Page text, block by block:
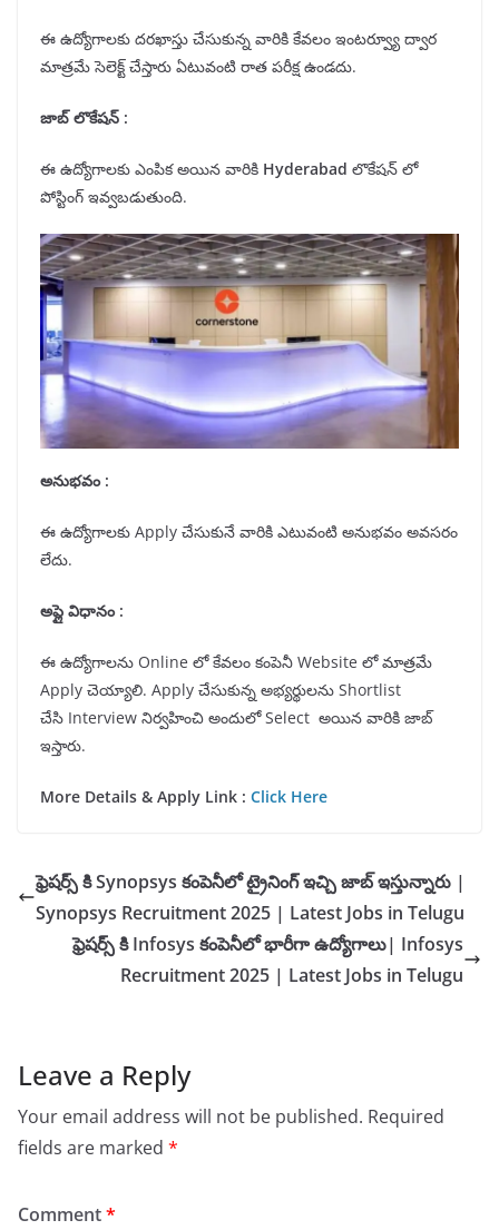
ఈ ఉద్యోగాలకు దరఖాస్తు చేసుకున్న వారికి కేవలం ఇంటర్వ్యూ ద్వార
మాత్రమే సెలెక్ట్ చేస్తారు ఏటువంటి రాత పరీక్ష ఉండదు.
జాబ్ లొకేషన్ :
ఈ ఉద్యోగాలకు ఎంపిక అయిన వారికి Hyderabad లొకేషన్ లో
పోస్టింగ్ ఇవ్వబడుతుంది.
అనుభవం :
ఈ ఉద్యోగాలకు Apply చేసుకునే వారికి ఎటువంటి అనుభవం అవసరం
లేదు.
అప్లై విధానం :
ఈ ఉద్యోగాలను Online లో కేవలం కంపెనీ Website లో మాత్రమే
Apply చెయ్యాలి. Apply చేసుకున్న అభ్యర్థులను Shortlist
చేసి Interview నిర్వహించి అందులో Select అయిన వారికి జాబ్
ఇస్తారు.
More Details & Apply Link : Click Here
ఫ్రెషర్స్ కి Synopsys కంపెనీలో ట్రైనింగ్ ఇచ్చి జాబ్ ఇస్తున్నారు |
Synopsys Recruitment 2025 | Latest Jobs in Telugu
ఫ్రెషర్స్ కి Infosys కంపెనీలో భారీగా ఉద్యోగాలు| Infosys
Recruitment 2025 | Latest Jobs in Telugu
Leave a Reply
Your email address will not be published. Required
fields are marked *
Comment*